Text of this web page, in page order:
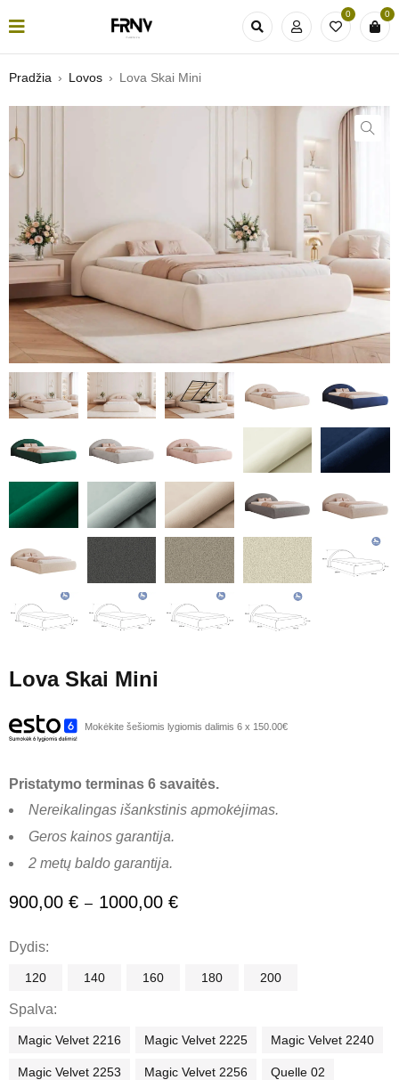
0 0
Pradžia › Lovos › Lova Skai Mini
Lova Skai Mini
Mokėkite šešiomis lygiomis dalimis 6 x 150.00€
Pristatymo terminas 6 savaitės.
Nereikalingas išankstinis apmokėjimas.
Geros kainos garantija.
2 metų baldo garantija.
900,00 € – 1000,00 €
Dydis
120 140 160 180 200
Spalva
Magic Velvet 2216 Magic Velvet 2225 Magic Velvet 2240
Magic Velvet 2253 Magic Velvet 2256 Quelle 02